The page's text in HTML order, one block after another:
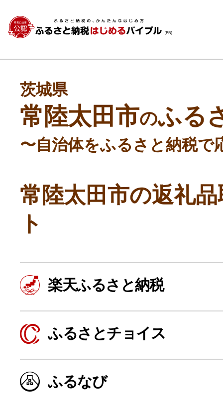
茨城県
常陸太田市のふる
〜自治体をふるさと納税で
常陸太田市の返礼
ト
楽天ふるさと納税
ふるさとチョイス
ふるなび